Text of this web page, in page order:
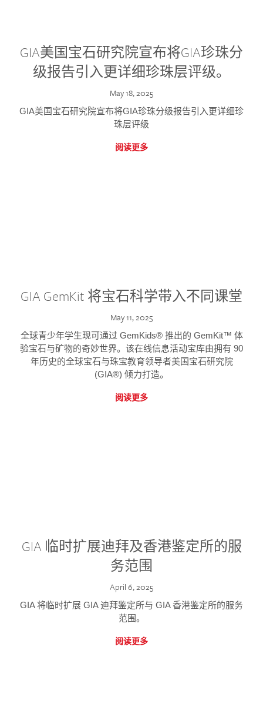
GIA美国宝石研究院宣布将GIA珍珠分
级报告引入更详细珍珠层评级。
May 18, 2025
GIA美国宝石研究院宣布将GIA珍珠分级报告引入更详细珍
珠层评级
阅读更多
GIA GemKit 将宝石科学带入不同课堂
May 11, 2025
全球青少年学生现可通过 GemKids® 推出的 GemKit™ 体
验宝石与矿物的奇妙世界。该在线信息活动宝库由拥有 90
年历史的全球宝石与珠宝教育领导者美国宝石研究院
(GIA®) 倾力打造。
阅读更多
GIA 临时扩展迪拜及香港鉴定所的服
务范围
April 6, 2025
GIA 将临时扩展 GIA 迪拜鉴定所与 GIA 香港鉴定所的服务
范围。
阅读更多